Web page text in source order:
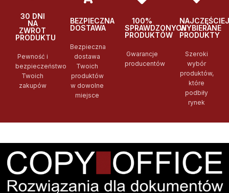
30 DNI
NA
ZWROT
PRODUKTU
Pewność i
bezpieczeństwo
Twoich
zakupów
BEZPIECZNA
DOSTAWA
Bezpieczna
dostawa
Twoich
produktów
w dowolne
miejsce
100%
SPRAWDZONYCH
PRODUKTÓW
Gwarancje
producentów
NAJCZĘŚCIEJ
WYBIERANE
PRODUKTY
Szeroki
wybór
produktów,
które
podbiły
rynek